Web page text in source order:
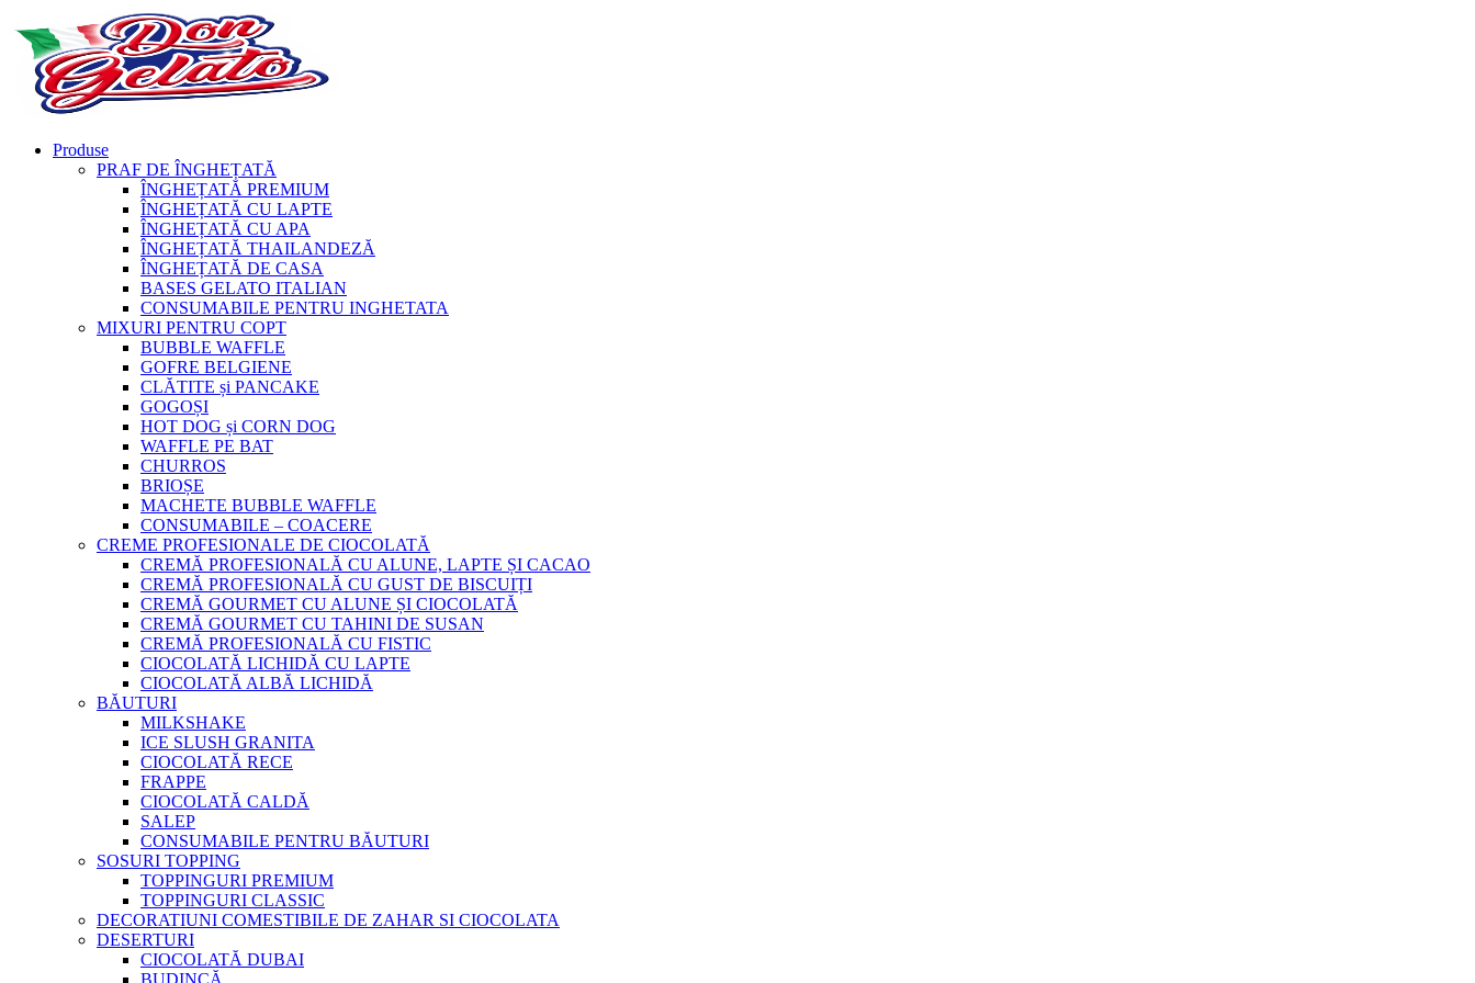
Produse
PRAF DE ÎNGHEȚATĂ
ÎNGHEȚATĂ PREMIUM
ÎNGHEȚATĂ CU LAPTE
ÎNGHEȚATĂ CU APA
ÎNGHEȚATĂ THAILANDEZĂ
ÎNGHEȚATĂ DE CASA
BASES GELATO ITALIAN
CONSUMABILE PENTRU INGHETATA
MIXURI PENTRU COPT
BUBBLE WAFFLE
GOFRE BELGIENE
CLĂTITE și PANCAKE
GOGOȘI
HOT DOG și CORN DOG
WAFFLE PE BAT
CHURROS
BRIOȘE
MACHETE BUBBLE WAFFLE
CONSUMABILE – COACERE
CREME PROFESIONALE DE CIOCOLATĂ
CREMĂ PROFESIONALĂ CU ALUNE, LAPTE ȘI CACAO
CREMĂ PROFESIONALĂ CU GUST DE BISCUIȚI
CREMĂ GOURMET CU ALUNE ȘI CIOCOLATĂ
CREMĂ GOURMET CU TAHINI DE SUSAN
CREMĂ PROFESIONALĂ CU FISTIC
CIOCOLATĂ LICHIDĂ CU LAPTE
CIOCOLATĂ ALBĂ LICHIDĂ
BĂUTURI
MILKSHAKE
ICE SLUSH GRANITA
CIOCOLATĂ RECE
FRAPPE
CIOCOLATĂ CALDĂ
SALEP
CONSUMABILE PENTRU BĂUTURI
SOSURI TOPPING
TOPPINGURI PREMIUM
TOPPINGURI CLASSIC
DECORATIUNI COMESTIBILE DE ZAHAR SI CIOCOLATA
DESERTURI
CIOCOLATĂ DUBAI
BUDINCĂ